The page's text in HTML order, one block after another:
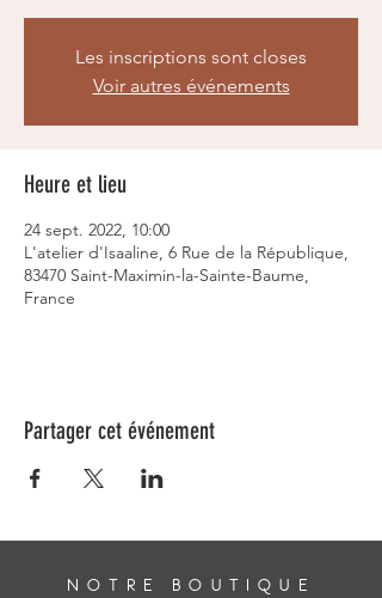
Les inscriptions sont closes
Voir autres événements
Heure et lieu
24 sept. 2022, 10:00
L'atelier d'Isaaline, 6 Rue de la République,
83470 Saint-Maximin-la-Sainte-Baume,
France
Partager cet événement
NOTRE BOUTIQUE